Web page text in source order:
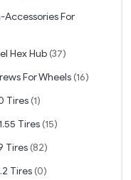
For
Hex Hub (37)
For Wheels (16)
Tires (1)
Tires (15)
Tires (82)
Tires (0)